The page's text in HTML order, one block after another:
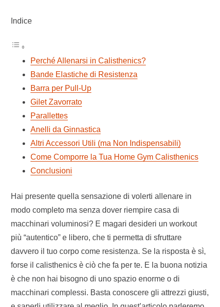
Indice
Perché Allenarsi in Calisthenics?
Bande Elastiche di Resistenza
Barra per Pull-Up
Gilet Zavorrato
Parallettes
Anelli da Ginnastica
Altri Accessori Utili (ma Non Indispensabili)
Come Comporre la Tua Home Gym Calisthenics
Conclusioni
Hai presente quella sensazione di volerti allenare in
modo completo ma senza dover riempire casa di
macchinari voluminosi? E magari desideri un workout
più “autentico” e libero, che ti permetta di sfruttare
davvero il tuo corpo come resistenza. Se la risposta è sì,
forse il calisthenics è ciò che fa per te. E la buona notizia
è che non hai bisogno di uno spazio enorme o di
macchinari complessi. Basta conoscere gli attrezzi giusti,